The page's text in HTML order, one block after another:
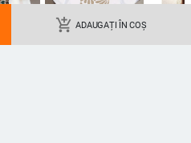
add_shopping_cart ADAUGAȚI ÎN COȘ
croială lejeră, lungime medie, albă,